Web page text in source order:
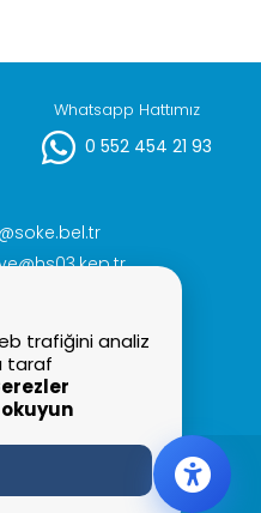
Whatsapp Hattımız
0 552 454 21 93
Söke Belediyesi
trafiğini analiz
taraf
okuyun